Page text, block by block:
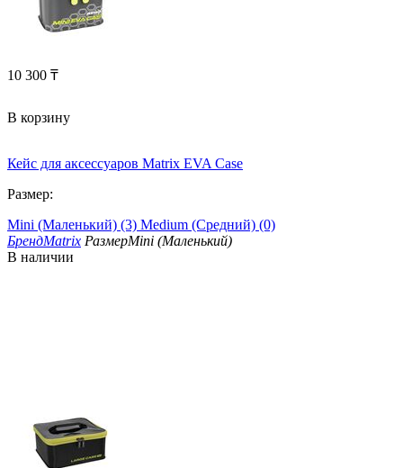
10 300 ₸
В корзину
Кейс для аксессуаров Matrix EVA Case
Размер:
Mini (Маленький) (3) Medium (Средний) (0)
БрендMatrix РазмерMini (Маленький)
В наличии